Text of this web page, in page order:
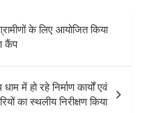
के लिए आयोजित किया
कैंप
में हो रहे निर्माण कार्यों एवं
का स्थलीय निरीक्षण किया